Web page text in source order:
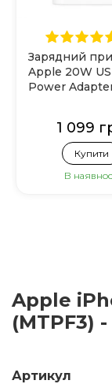
Зарядний
Apple 20W
Power
1 099
Купити
В
Apple
(MTPF3)
Артикул